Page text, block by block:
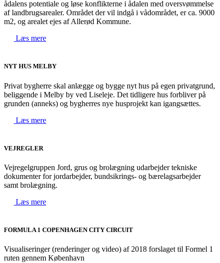
ådalens potentiale og løse konflikterne i ådalen med oversvømmelse
af landbrugsarealer. Området der vil indgå i vådområdet, er ca. 9000
m2, og arealet ejes af Allerød Kommune.
Læs mere
NYT HUS MELBY
Privat bygherre skal anlægge og bygge nyt hus på egen privatgrund,
beliggende i Melby by ved Liseleje. Det tidligere hus forbliver på
grunden (anneks) og bygherres nye husprojekt kan igangsættes.
Læs mere
VEJREGLER
Vejregelgruppen Jord, grus og brolægning udarbejder tekniske
dokumenter for jordarbejder, bundsikrings- og bærelagsarbejder
samt brolægning.
Læs mere
FORMULA 1 COPENHAGEN CITY CIRCUIT
Visualiseringer (renderinger og video) af 2018 forslaget til Formel 1
ruten gennem København